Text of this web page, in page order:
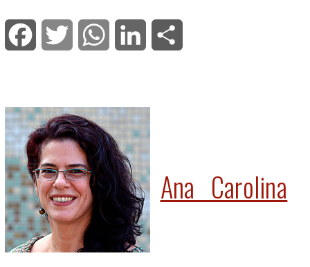
Facebook Twitter WhatsApp LinkedIn
Ana Carolina